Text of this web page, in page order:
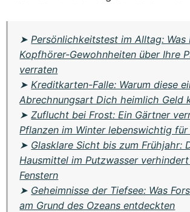
➤ Persönlichkeitstest im Alltag: Was
Kopfhörer-Gewohnheiten über Ihre
verraten
➤ Kreditkarten-Falle: Warum diese
Abrechnungsart Dich heimlich Geld
➤Zuflucht bei Frost: Ein Gärtner
Pflanzen im Winter lebenswichtig
➤ Glasklare Sicht bis zum Frühjahr:
Hausmittel im Putzwasser
Fenstern
➤ Geheimnisse der Tiefsee: Was
am Grund des Ozeans entdeckten